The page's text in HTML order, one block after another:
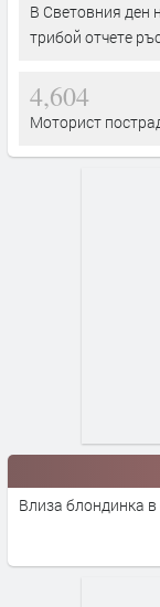
В Световния ден
трибой отчете
4,604
Моторист
Влиза блондинка в